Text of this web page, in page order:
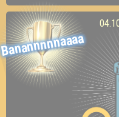
Banannnnnaaaa